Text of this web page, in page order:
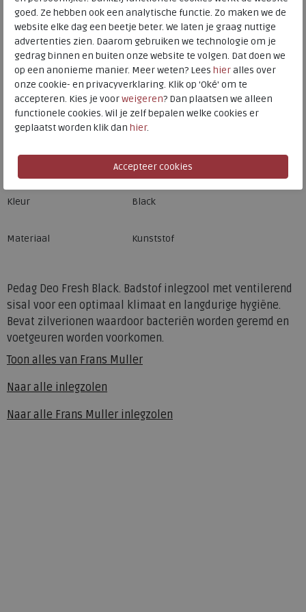
Pedag Deo Fresh Black. Badstof inlegzool met ventilerend
sisal voor een optimaal klimaat en langdurige hygiëne.
Bevat zilverionen waardoor bacteriën worden geremd en
voetgeuren worden voorkomen.
Toon alles van Frans Muller
Naar alle inlegzolen
Naar alle Frans Muller inlegzolen
Hulp nodig? bel:0229 760 760
Gratis verzending binnen Nederland*
Voor 14:00 uur besteld = dezelfde werkdag verzonden*
Altijd retourneren, binnen 1 werkdag terugbetaald
328060000
Kleur
Black
Materiaal Kunststof
goed. Ze hebben ook een analytische functie. Zo maken we de
website elke dag een beetje beter. We laten je graag nuttige
advertenties zien. Daarom gebruiken we technologie om je
gedrag binnen en buiten onze website te volgen. Dat doen we
op een anonieme manier. Meer weten? Lees hieralles over
onze cookie- en privacyverklaring. Klik op 'Oké' om te
accepteren. Kies je voorweigeren? Dan plaatsen we alleen
functionele cookies. Wil je zelf bepalen welke cookies er
geplaatst worden klik dan hier.